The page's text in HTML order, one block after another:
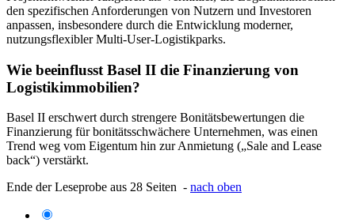
den spezifischen Anforderungen von Nutzern und Investoren
anpassen, insbesondere durch die Entwicklung moderner,
nutzungsflexibler Multi-User-Logistikparks.
Wie beeinflusst Basel II die Finanzierung von
Logistikimmobilien?
Basel II erschwert durch strengere Bonitätsbewertungen die
Finanzierung für bonitätsschwächere Unternehmen, was einen
Trend weg vom Eigentum hin zur Anmietung („Sale and Lease
back“) verstärkt.
Ende der Leseprobe aus 28 Seiten - nach oben